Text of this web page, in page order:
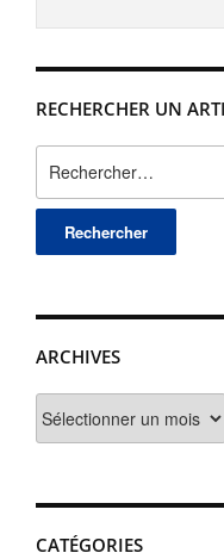
RECHERCHER UN
ARCHIVES
CATÉGORIES